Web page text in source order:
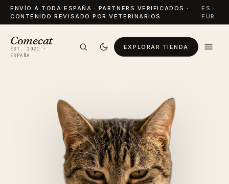
ENVÍO A TODA ESPAÑA · PARTNERS VERIFICADOS ·
CONTENIDO REVISADO POR VETERINARIOS
ES ·
EUR
Comecat
EST. 2021 ·
ESPAÑA
EXPLORAR TIENDA